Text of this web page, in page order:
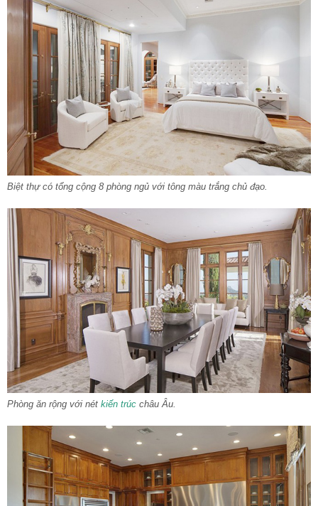
Biệt thự có tổng cộng 8 phòng ngủ với tông màu trắng chủ đạo.
Phòng ăn rộng với nét kiến trúc châu Âu.